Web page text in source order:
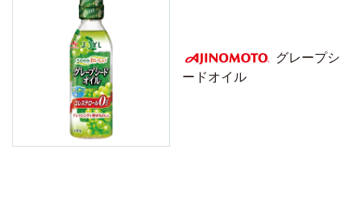
AJINOMOTO
グレープシ
ードオイル